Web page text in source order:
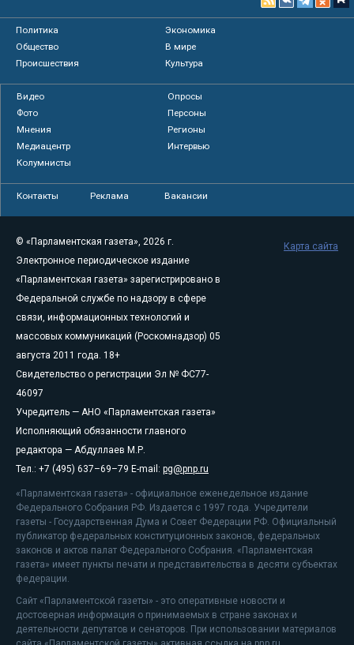
Политика
Экономика
Общество
В мире
Происшествия
Культура
Видео
Опросы
Фото
Персоны
Мнения
Регионы
Медиацентр
Интервью
Колумнисты
Контакты Реклама Вакансии
© «Парламентская газета», 2026 г.
Электронное периодическое издание
«Парламентская газета» зарегистрировано в
Федеральной службе по надзору в сфере
связи, информационных технологий и
массовых коммуникаций (Роскомнадзор) 05
августа 2011 года. 18+
Свидетельство о регистрации Эл № ФС77-
46097
Учредитель — АНО «Парламентская газета»
Исполняющий обязанности главного
редактора — Абдуллаев М.Р.
Тел.: +7 (495) 637–69–79 E-mail: pg@pnp.ru
«Парламентская газета» - официальное еженедельное издание
Федерального Собрания РФ. Издается с 1997 года. Учредители
газеты - Государственная Дума и Совет Федерации РФ. Официальный
публикатор федеральных конституционных законов, федеральных
законов и актов палат Федерального Собрания. «Парламентская
газета» имеет пункты печати и представительства в десяти субъектах
федерации.
Сайт «Парламентской газеты» - это оперативные новости и
достоверная информация о принимаемых в стране законах и
деятельности депутатов и сенаторов. При использовании материалов
Карта сайта